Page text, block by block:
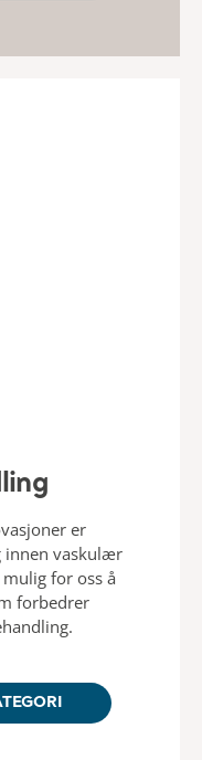
er
innen vaskulær
for oss å
forbedrer